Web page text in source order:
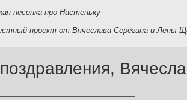
песенка про Настеньку
проект от Вячеслава Серёгина и Лены